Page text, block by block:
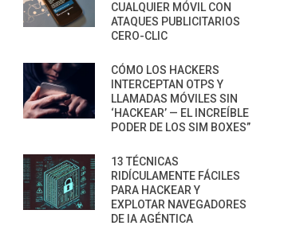
CUALQUIER MÓVIL CON
ATAQUES PUBLICITARIOS
CERO-CLIC
CÓMO LOS HACKERS
INTERCEPTAN OTPS Y
LLAMADAS MÓVILES SIN
‘HACKEAR’ — EL INCREÍBLE
PODER DE LOS SIM BOXES”
13 TÉCNICAS
RIDÍCULAMENTE FÁCILES
PARA HACKEAR Y
EXPLOTAR NAVEGADORES
DE IA AGÉNTICA